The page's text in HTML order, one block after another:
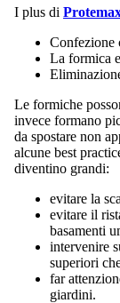
I plus di
Confezione
La formica
Le formiche
invece formano
da spostare non
alcune best
diventino grandi:
evitare la
evitare il
basamenti
intervenire
superiori
far
giardini.